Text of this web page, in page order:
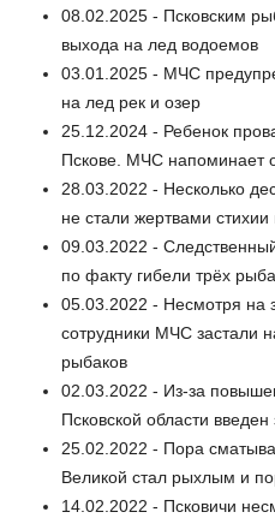
08.02.2025 - Псковским
выхода на лед водоемов
03.01.2025 - МЧС
на лед рек и озер
25.12.2024 - Ребенок
Пскове. МЧС напоминает
28.03.2022 - Несколько
не стали жертвами стихии
09.03.2022 -
по факту гибели трёх
05.03.2022 - Несмотря на
сотрудники МЧС застали
рыбаков
02.03.2022 - Из-за
Псковской области
25.02.2022 - Пора
Великой стал рыхлым и
14.02.2022 - Псковичи